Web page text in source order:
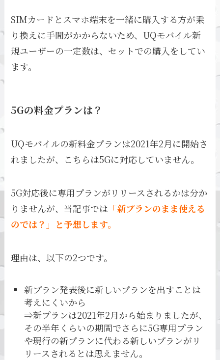
SIMカードとスマホ端末を一緒に購入する方が乗
り換えに手間がかからないため、UQモバイル新
規ユーザーの一定数は、セットでの購入をしてい
ます。
5Gの料金プランは？
UQモバイルの新料金プランは2021年2月に開始さ
れましたが、こちらは5Gに対応していません。
5G対応後に専用プランがリリースされるかは分か
りませんが、当記事では 「新プランのまま使える
のでは？」と予想します。
理由は、以下の2つです。
新プラン発表後に新しいプランを出すことは
考えにくいから
⇒新プランは2021年2月から始まりましたが、
その半年くらいの期間でさらに5G専用プラン
や現行の新プランに代わる新しいプランがリ
リースされるとは思えません。